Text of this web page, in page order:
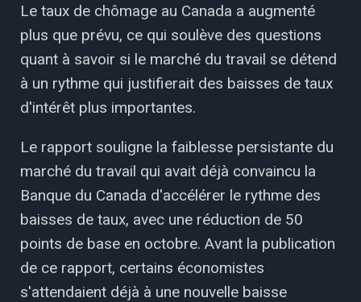
Le taux de chômage au Canada a augmenté
plus que prévu, ce qui soulève des questions
quant à savoir si le marché du travail se détend
à un rythme qui justifierait des baisses de taux
d'intérêt plus importantes.
Le rapport souligne la faiblesse persistante du
marché du travail qui avait déjà convaincu la
Banque du Canada d'accélérer le rythme des
baisses de taux, avec une réduction de 50
points de base en octobre. Avant la publication
de ce rapport, certains économistes
s'attendaient déjà à une nouvelle baisse